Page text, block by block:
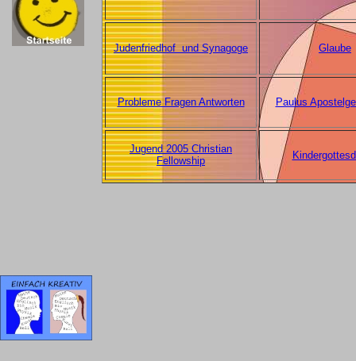
Judenfriedhof und Synagoge Glaube
Probleme Fragen Antworten Paulus
Jugend 2005 Christian
Fellowship